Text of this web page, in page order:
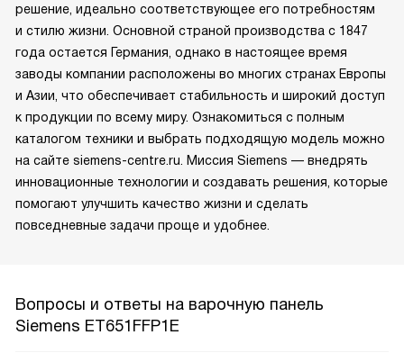
решение, идеально соответствующее его потребностям
и стилю жизни. Основной страной производства с 1847
года остается Германия, однако в настоящее время
заводы компании расположены во многих странах Европы
и Азии, что обеспечивает стабильность и широкий доступ
к продукции по всему миру. Ознакомиться с полным
каталогом техники и выбрать подходящую модель можно
на сайте siemens-centre.ru. Миссия Siemens — внедрять
инновационные технологии и создавать решения, которые
помогают улучшить качество жизни и сделать
повседневные задачи проще и удобнее.
Вопросы и ответы на варочную панель
Siemens ET651FFP1E